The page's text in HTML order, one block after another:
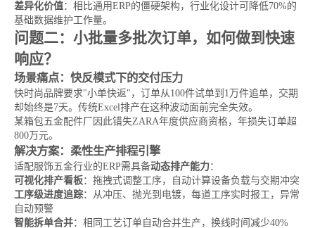
差异化价值：相比通用ERP的僵硬架构，行业化设计可降低70%的
基础数据维护工作量。
问题二：小批量多批次订单，如何做到快速
响应？
场景痛点：快反模式下的交付压力
快时尚品牌要求"小单快返"，订单从100件试单到1万件追单，交期
却始终是7天。传统Excel排产在这种波动面前完全失效。
某箱包五金配件厂因此错失ZARA年度供应商资格，年损失订单超
800万元。
解决方案：柔性生产排程引擎
适配服饰五金行业的ERP需具备动态排产能力：
可视化排产看板：拖拽式调整工序，自动计算设备负载与交期冲突
工序级进度追踪：从冲压、抛光到电镀，每道工序实时报工，异常
自动预警
智能拆单合并：相同工艺订单自动合并生产，换线时间减少40%